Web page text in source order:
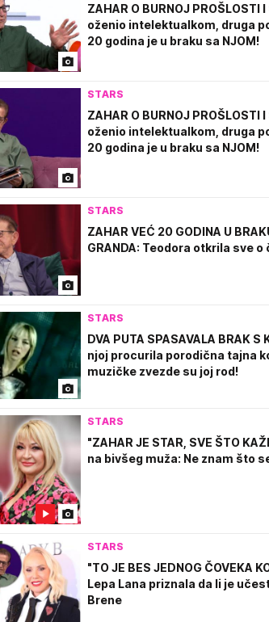
ZAHAR O BURNOJ PROŠLOSTI
oženio intelektualkom, druga
20 godina je u braku sa NJOM!
STARS
ZAHAR O BURNOJ PROŠLOSTI
oženio intelektualkom, druga
20 godina je u braku sa NJOM!
STARS
ZAHAR VEĆ 20 GODINA U
GRANDA: Teodora otkrila sve
STARS
DVA PUTA SPASAVALA BRAK S
njoj procurila porodična tajna
muzičke zvezde su joj rod!
STARS
"ZAHAR JE STAR, SVE ŠTO
na bivšeg muža: Ne znam što
STARS
"TO JE BES JEDNOG ČOVEKA
Lepa Lana priznala da li je
Brene